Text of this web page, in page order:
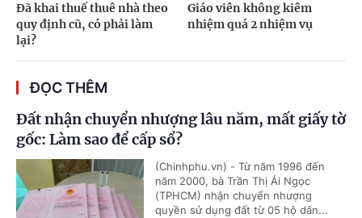
Đã khai thuế thuê nhà theo
quy định cũ, có phải làm
lại?
Giáo viên không kiêm
nhiệm quá 2 nhiệm vụ
ĐỌC THÊM
Đất nhận chuyển nhượng lâu năm, mất giấy tờ
gốc: Làm sao để cấp sổ?
(Chinhphu.vn) - Từ năm 1996 đến
năm 2000, bà Trần Thị Ái Ngọc
(TPHCM) nhận chuyển nhượng
quyền sử dụng đất từ 05 hộ dân...